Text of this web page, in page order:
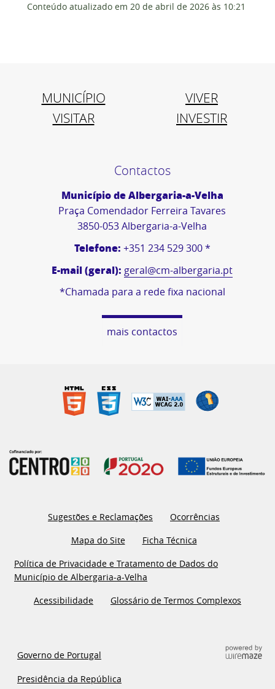
Conteúdo atualizado em 20 de abril de 2026 às 10:21
MUNICÍPIO
VIVER
VISITAR
INVESTIR
Contactos
Município de Albergaria-a-Velha
Praça Comendador Ferreira Tavares
3850-053 Albergaria-a-Velha
Telefone: +351 234 529 300 *
E-mail (geral): geral@cm-albergaria.pt
*Chamada para a rede fixa nacional
mais contactos
Sugestões e Reclamações
Ocorrências
Mapa do Site
Ficha Técnica
Política de Privacidade e Tratamento de Dados do
Município de Albergaria-a-Velha
Acessibilidade
Glossário de Termos Complexos
Governo de Portugal
Presidência da República